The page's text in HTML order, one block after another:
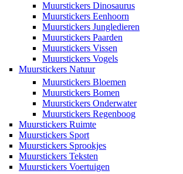
Muurstickers Dinosaurus
Muurstickers Eenhoorn
Muurstickers Jungledieren
Muurstickers Paarden
Muurstickers Vissen
Muurstickers Vogels
Muurstickers Natuur
Muurstickers Bloemen
Muurstickers Bomen
Muurstickers Onderwater
Muurstickers Regenboog
Muurstickers Ruimte
Muurstickers Sport
Muurstickers Sprookjes
Muurstickers Teksten
Muurstickers Voertuigen